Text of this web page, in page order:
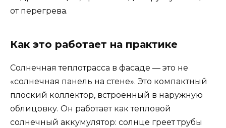
от перегрева.
Как это работает на практике
Солнечная теплотрасса в фасаде — это не
«солнечная панель на стене». Это компактный
плоский коллектор, встроенный в наружную
облицовку. Он работает как тепловой
солнечный аккумулятор: солнце греет трубы